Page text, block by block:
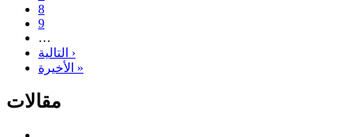
8
9
…
التالية ›
الأخيرة »
مقالات